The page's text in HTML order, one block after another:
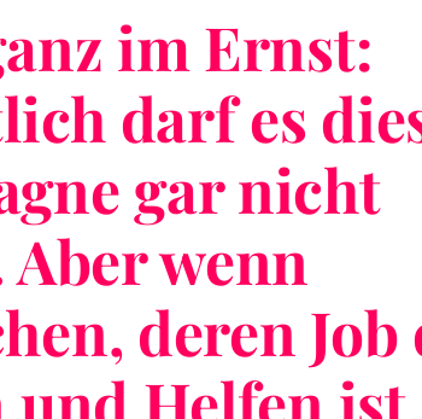
im Ernst:
darf es
gar nicht
Aber wenn
deren Job
und Helfen